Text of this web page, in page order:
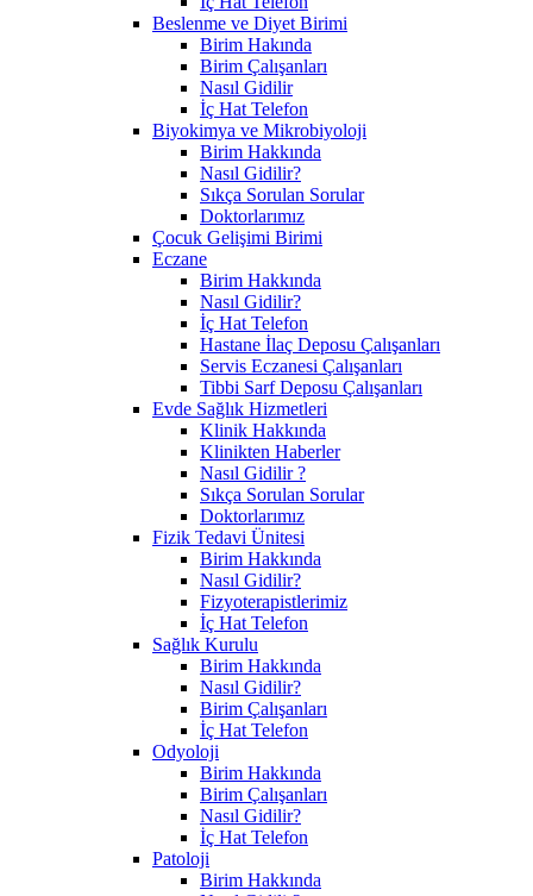
Beslenme ve Diyet Birimi
Birim Hakında
Birim Çalışanları
Nasıl Gidilir
İç Hat Telefon
Biyokimya ve Mikrobiyoloji
Birim Hakkında
Nasıl Gidilir?
Sıkça Sorulan Sorular
Doktorlarımız
Çocuk Gelişimi Birimi
Eczane
Birim Hakkında
Nasıl Gidilir?
İç Hat Telefon
Hastane İlaç Deposu Çalışanları
Servis Eczanesi Çalışanları
Tibbi Sarf Deposu Çalışanları
Evde Sağlık Hizmetleri
Klinik Hakkında
Klinikten Haberler
Nasıl Gidilir ?
Sıkça Sorulan Sorular
Doktorlarımız
Fizik Tedavi Ünitesi
Birim Hakkında
Nasıl Gidilir?
Fizyoterapistlerimiz
İç Hat Telefon
Sağlık Kurulu
Birim Hakkında
Nasıl Gidilir?
Birim Çalışanları
İç Hat Telefon
Odyoloji
Birim Hakkında
Birim Çalışanları
Nasıl Gidilir?
İç Hat Telefon
Patoloji
Birim Hakkında